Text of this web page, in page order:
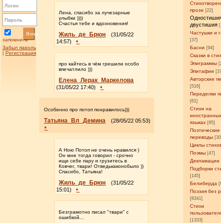
запомнить
Вход
Забыл пароль
| Регистрация
прозе [22]
двустишия
Частушки и
[37]
Басни [94]
Сказки в
Эпиграммы
Эпитафии
Авторские
[516]
Переделки
[61]
Стихи на
языках [95]
Поэтические
переводы
Циклы
Поэмы [47]
Декламации
Подборки
[145]
Белиберда
Поэзия без
[8341]
Стихи
[1333]
Лена, спасибо за лучезарные
улыбки ))))
Счастья тебе и вдохновения!
Жиль_де_Брюн
(31/05/22
14:57)
•
про кайтесь в чём грешили особо
впечатлило )))
Елена_Лерак_Маркелова
(31/05/22 17:40) •
Особенно про потоп понравилось)))
Татьяна_Вл_Демина (28/05/22 05:53)
•
А Ною Потоп не очень нравился )
Он мне тогда говорил - срочно
ищи себе пару и грузитесь в
Ковчег, твари! Отведькаконобыло ))
Спасибо, Татьяна!
Жиль_де_Брюн
(31/05/22
15:01)
•
Безграмотно писал "твари" с
ошибкой...